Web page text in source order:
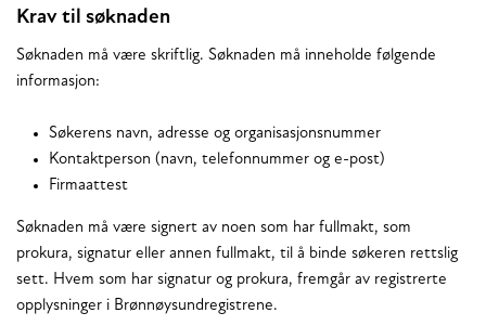
Krav til søknaden
Søknaden må være skriftlig. Søknaden må inneholde følgende
informasjon:
Søkerens navn, adresse og organisasjonsnummer
Kontaktperson (navn, telefonnummer og e-post)
Firmaattest
Søknaden må være signert av noen som har fullmakt, som
prokura, signatur eller annen fullmakt, til å binde søkeren rettslig
sett. Hvem som har signatur og prokura, fremgår av registrerte
opplysninger i Brønnøysundregistrene.